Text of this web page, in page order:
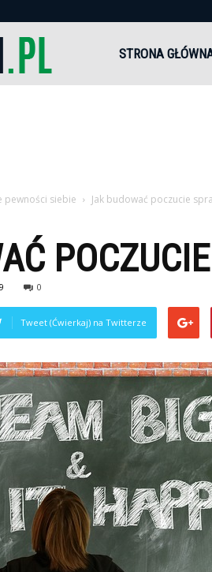
STRONA
pewności siebie Jak budować poczucie
0
Tweet (Ćwierkaj) na Twitterze